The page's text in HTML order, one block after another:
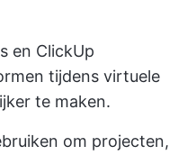
en ClickUp
tijdens virtuele
te maken.
om projecten,